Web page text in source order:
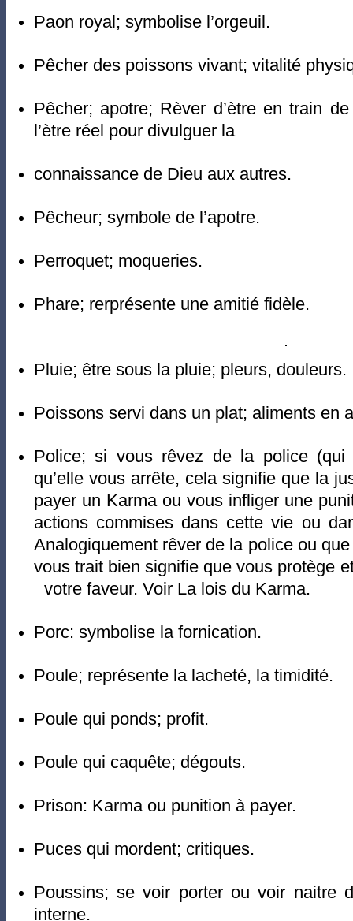
Paon royal; symbolise l’orgeuil.
Pêcher des poissons vivant; vitalité
Pêcher; apotre; Rèver d’ètre en train
l’ètre réel pour divulguer la
connaissance de Dieu aux autres.
Pêcheur; symbole de l’apotre.
Perroquet; moqueries.
Phare; rerprésente une amitié fidèle.
Pluie; être sous la pluie; pleurs, douleurs.
Poissons servi dans un plat; aliments en
Police; si vous rêvez de la police (qui
qu’elle vous arrête, cela signifie que la
payer un Karma ou vous infliger une
actions commises dans cette vie ou
Analogiquement rêver de la police ou
vous trait bien signifie que vous protège
votre faveur. Voir La lois du Karma.
Porc: symbolise la fornication.
Poule; représente la lacheté, la timidité.
Poule qui ponds; profit.
Poule qui caquête; dégouts.
Prison: Karma ou punition à payer.
Puces qui mordent; critiques.
Poussins; se voir porter ou voir naitre
interne.